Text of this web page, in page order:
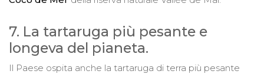
7. La tartaruga più pesante e
longeva del pianeta.
Il Paese ospita anche la tartaruga di terra più pesante